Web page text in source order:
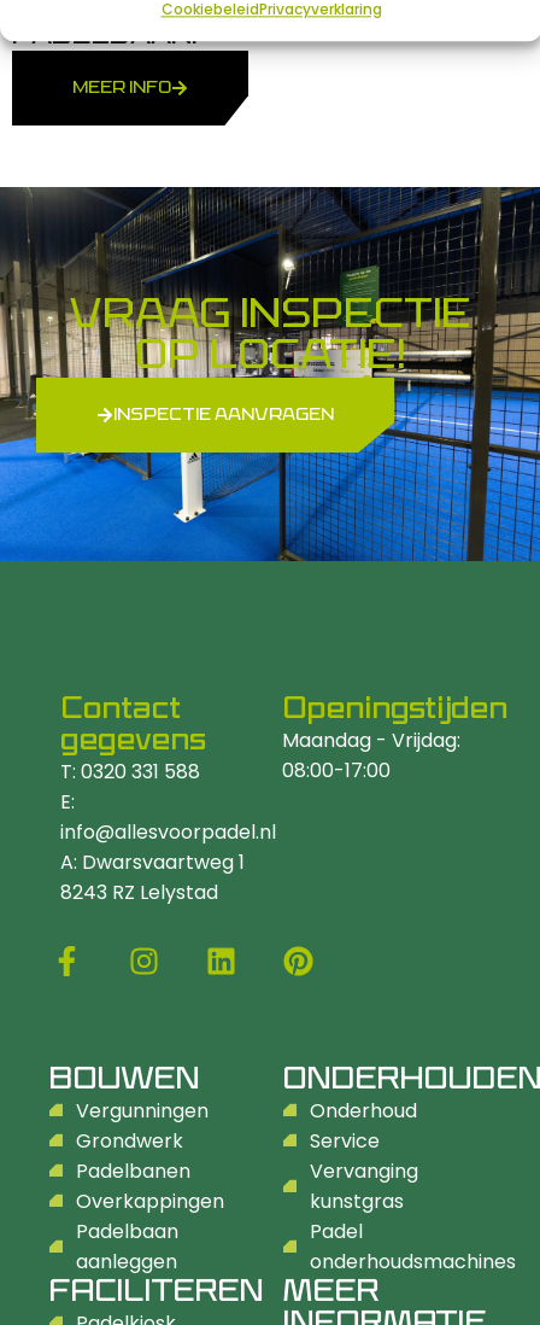
CookiebeleidPrivacyverklaring
VAN HET ZAND OVER DE
PADELBAAN.
MEER INFO
vraag inspectie
op locatie!
INSPECTIE AANVRAGEN
Contact
gegevens
T: 0320 331 588
E:
info@allesvoorpadel.nl
A: Dwarsvaartweg 1
8243 RZ Lelystad
Openingstijden
Maandag - Vrijdag:
08:00-17:00
BOUWEN
Vergunningen
Grondwerk
Padelbanen
Overkappingen
Padelbaan
aanleggen
FACILITEREN
ONDERHOUDEN
Onderhoud
Service
Vervanging
kunstgras
Padel
onderhoudsmachines
MEER